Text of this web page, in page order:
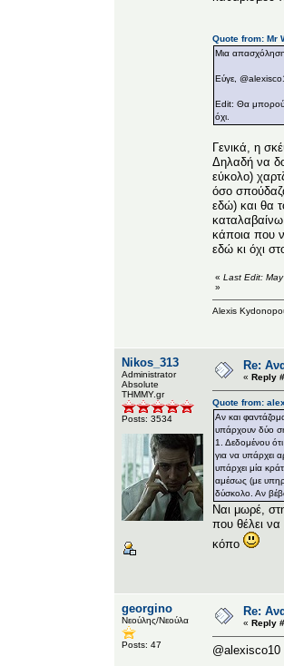
Quote from: Mr
Μια απασχόληση
Εύγε,
Edit: Θα
όχι.
Γενικά, η
Δηλαδή να
εύκολο)
όσο
εδώ) και θα
καταλαβαίνω
κάποια που
εδώ κι όχι
« Last Edit:
»
Alexis
Nikos_313
Administrator
Αbsolute
ΤΗΜΜΥ.gr
Posts: 3534
Re:
« Reply
Quote from:
Αν και
υπάρχουν δύο
1. Δεδομένου
για να υπάρχει
υπάρχει μία
αμέσως (με
δύσκολο. Αν
Ναι μωρέ,
που θέλει
κόπο
georgino
Νεούλης/Νεούλα
Posts: 47
Re:
« Reply
@alexisco10